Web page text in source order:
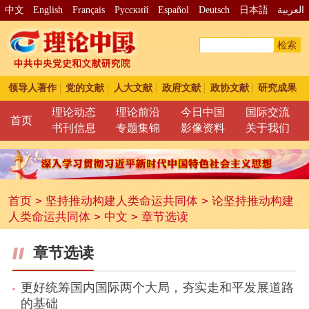
中文 English Français Pусский Español Deutsch 日本語 العربية
检索
领导人著作 党的文献 人大文献 政府文献 政协文献 研究成果
首页
理论动态 理论前沿 今日中国
国际交流
书刊信息
专题集锦 影像资料 关于我们
首页> 坚持推动构建人类命运共同体> 论坚持推动构建
人类命运共同体> 中文 > 章节选读
章节选读
更好统筹国内国际两个大局，夯实走和平发展道路
的基础